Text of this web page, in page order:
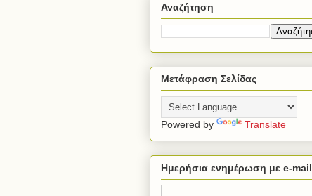
Αναζήτηση
Μετάφραση Σελίδας
Powered by Translate
Ημερήσια ενημέρωση με e-mail